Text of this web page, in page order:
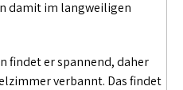
damit im langweiligen
findet er spannend, daher
verbannt. Das findet